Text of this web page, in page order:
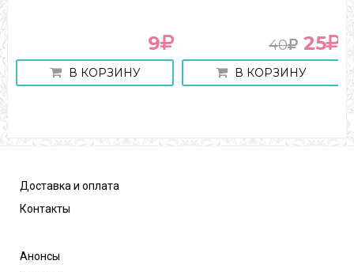
9
В КОРЗИНУ
40 25
В КОРЗИНУ
Доставка и оплата
Контакты
Анонсы